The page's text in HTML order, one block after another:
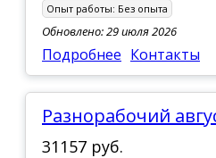
Опыт работы: Без опыта
Обновлено: 29 июля 2026
Подробнее Контакты
разнорабочий
31157 руб.